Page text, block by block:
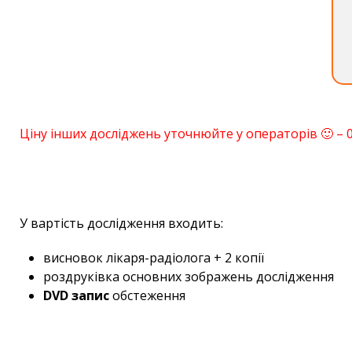
Ціну інших досліджень уточнюйте у операторів 🙂 –
У вартість дослідження входить:
висновок лікаря-радіолога + 2 копії
роздруківка основних зображень дослідження
DVD записобстеження